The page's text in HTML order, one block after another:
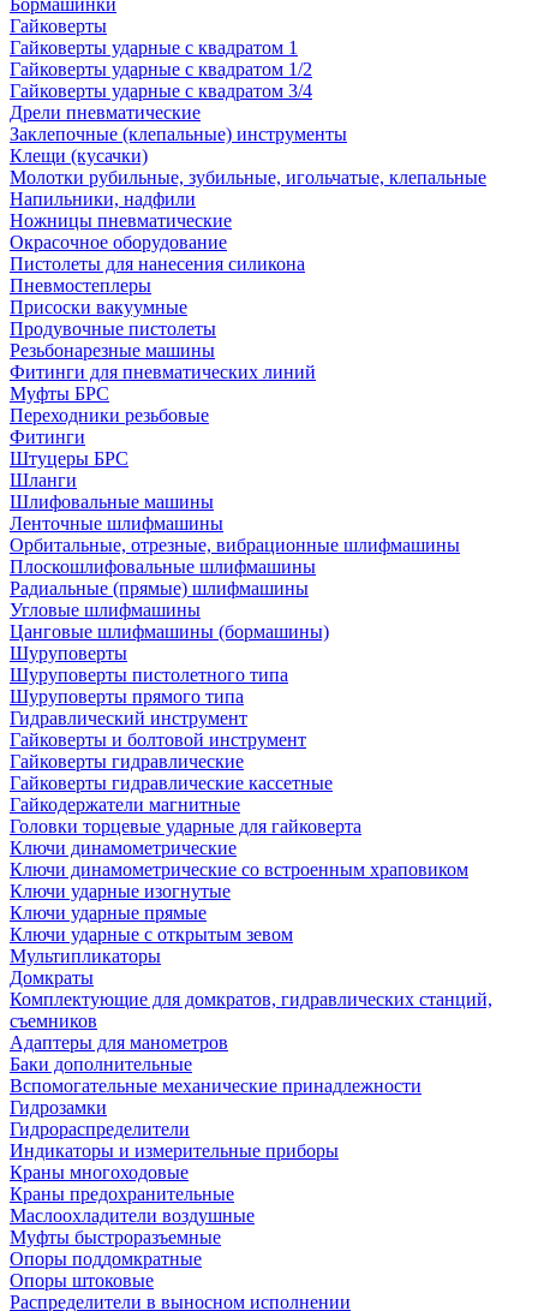
Бормашинки
Гайковерты
Гайковерты ударные с квадратом 1
Гайковерты ударные с квадратом 1/2
Гайковерты ударные с квадратом 3/4
Дрели пневматические
Заклепочные (клепальные) инструменты
Клещи (кусачки)
Молотки рубильные, зубильные, игольчатые, клепальные
Напильники, надфили
Ножницы пневматические
Окрасочное оборудование
Пистолеты для нанесения силикона
Пневмостеплеры
Присоски вакуумные
Продувочные пистолеты
Резьбонарезные машины
Фитинги для пневматических линий
Муфты БРС
Переходники резьбовые
Фитинги
Штуцеры БРС
Шланги
Шлифовальные машины
Ленточные шлифмашины
Орбитальные, отрезные, вибрационные шлифмашины
Плоскошлифовальные шлифмашины
Радиальные (прямые) шлифмашины
Угловые шлифмашины
Цанговые шлифмашины (бормашины)
Шуруповерты
Шуруповерты пистолетного типа
Шуруповерты прямого типа
Гидравлический инструмент
Гайковерты и болтовой инструмент
Гайковерты гидравлические
Гайковерты гидравлические кассетные
Гайкодержатели магнитные
Головки торцевые ударные для гайковерта
Ключи динамометрические
Ключи динамометрические со встроенным храповиком
Ключи ударные изогнутые
Ключи ударные прямые
Ключи ударные с открытым зевом
Мультипликаторы
Домкраты
Комплектующие для домкратов, гидравлических станций,
съемников
Адаптеры для манометров
Баки дополнительные
Вспомогательные механические принадлежности
Гидрозамки
Гидрораспределители
Индикаторы и измерительные приборы
Краны многоходовые
Краны предохранительные
Маслоохладители воздушные
Муфты быстроразъемные
Опоры поддомкратные
Опоры штоковые
Распределители в выносном исполнении